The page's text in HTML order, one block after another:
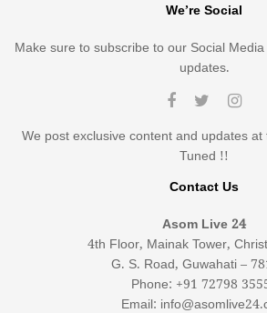
We’re Social
Make sure to subscribe to our Social
updates.
We post exclusive content and updates
Tuned !!
Contact Us
Asom Live 24
4th Floor, Mainak Tower,
G. S. Road, Guwahati –
Phone: +91 72798
Email: